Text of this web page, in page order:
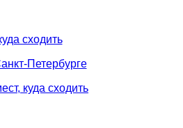
сходить
Петербурге
куда сходить